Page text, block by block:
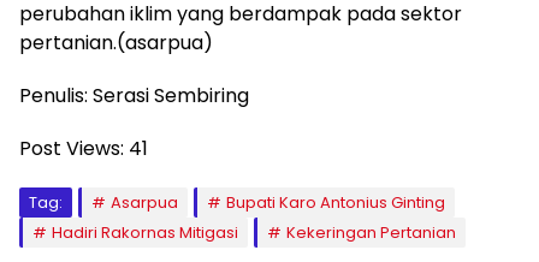
perubahan iklim yang berdampak pada sektor
pertanian.(asarpua)
Penulis: Serasi Sembiring
Post Views: 41
Tag: Asarpua
Bupati Karo Antonius Ginting
Hadiri Rakornas Mitigasi
Kekeringan Pertanian